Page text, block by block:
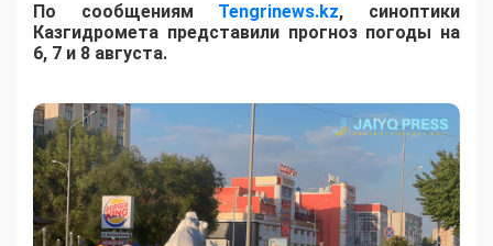
По сообщениям Tengrinews.kz, синоптики
Казгидромета представили прогноз погоды на
6, 7 и 8 августа.